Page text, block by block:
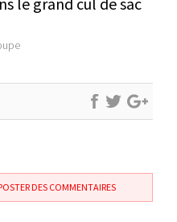
DES COMMENTAIRES